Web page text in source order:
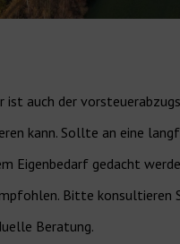
ist auch der
kann. Sollte an eine
Eigenbedarf gedacht
Bitte konsultieren
Beratung.